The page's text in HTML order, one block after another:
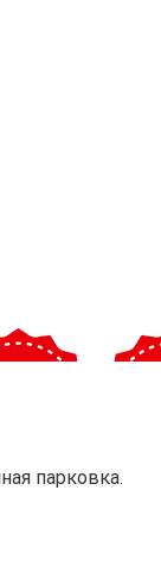
парковка.